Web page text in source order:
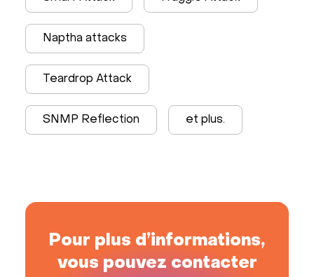
Naptha attacks
Teardrop Attack
SNMP Reflection et plus.
Pour plus d’informations,
vous pouvez contacter